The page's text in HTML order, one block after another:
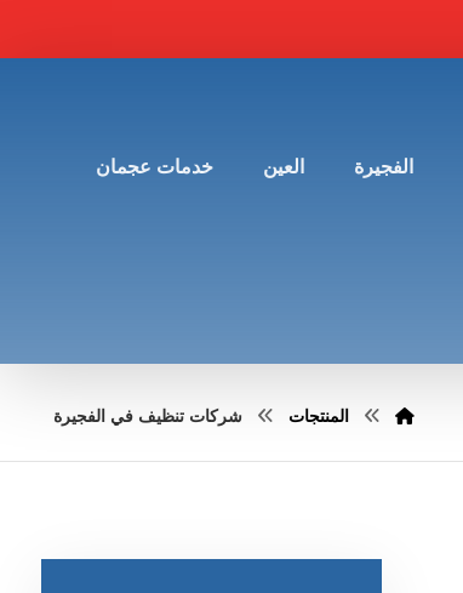
الفجيرة العين خدمات عجمان
المنتجات شركات تنظيف في الفجيرة